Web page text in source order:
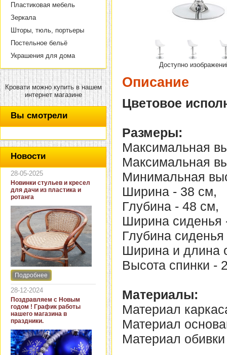
Пластиковая мебель
Зеркала
Шторы, тюль, портьеры
Постельное бельё
Украшения для дома
Кровати можно купить в нашем
интернет магазине
Вы смотрели
Новости
28-05-2025
Новинки стульев и кресел
для дачи из пластика и
ротанга
Интернет-магазин "Кровать
и диван" представляет
новинки стульев и кресел
для дачи. В ассортименте
представлены как
бюджетные модели из
пластика для дачи, так и
кресла для загородных
домов из натурального и
искусственного ротанга.
Подробнее
28-12-2024
Поздравляем с Новым
годом ! График работы
нашего магазина в
праздники.
Доступно
Описание
Цветовое
Размеры:
Максимальная
Максимальная
Минимальная
Ширина - 38 см,
Глубина - 48 см,
Ширина сиденья
Глубина
Ширина и длина
Высота спинки -
Материалы:
Материал
Материал
Материал